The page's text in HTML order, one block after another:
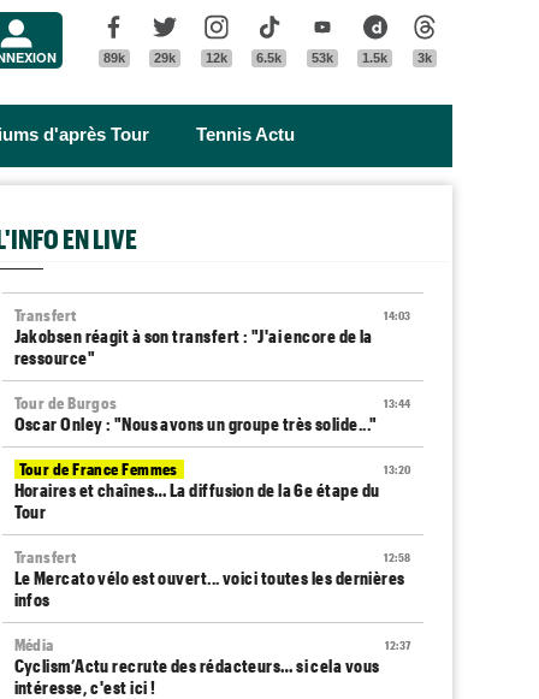
Facebook
89k
Twitter
29k
Instagram
12k
Tik Tok
6.5k
Youtube
53k
Dailymotion
1.5k 3k
d'après Tour Tennis Actu
EN LIVE
14:03
Transfert
Jakobsen réagit à son transfert : "J'ai encore de la
ressource"
13:44
Tour de Burgos
Oscar Onley : "Nous avons un groupe très solide..."
13:20
Tour de France Femmes
Horaires et chaînes… La diffusion de la 6e étape du
Tour
12:58
Transfert
Le Mercato vélo est ouvert... voici toutes les dernières
infos
12:37
Média
Cyclism’Actu recrute des rédacteurs… si cela vous
intéresse, c'est ici !